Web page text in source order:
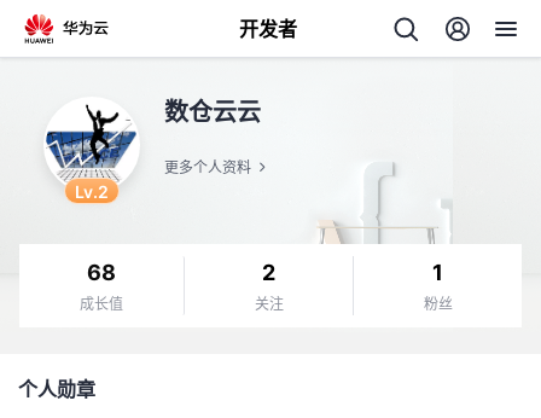
开发者
我
Lv.2
数仓云云
更多个人资料
68
成长值
2
关注
1
粉丝
个人勋章